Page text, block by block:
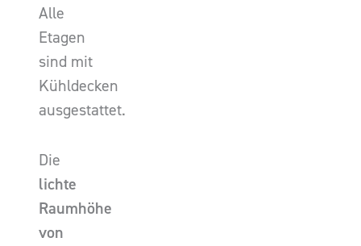
Alle
Etagen
sind mit
Kühldecken
ausgestattet.
Die
lichte
Raumhöhe
von